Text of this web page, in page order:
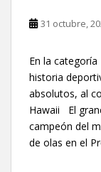
31 octubre,
En la
historia
absolutos, al
Hawaii El
campeón del
de olas en el